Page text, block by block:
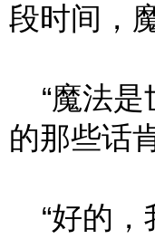
段时间，
“魔法是
的那些话
“好的，